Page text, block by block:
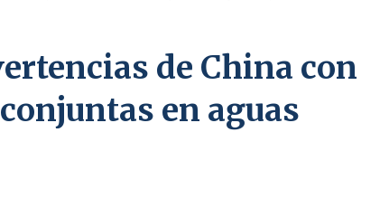
de China con
en aguas